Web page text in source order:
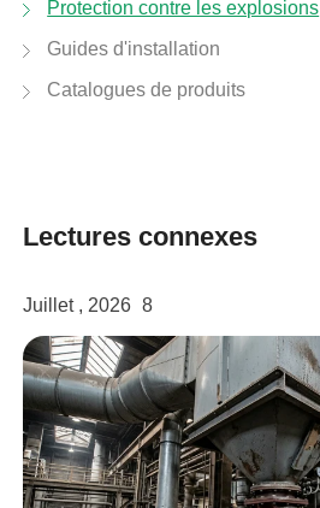
Protection contre les explosions
Guides d'installation
Catalogues de produits
Lectures connexes
Juillet , 2026 8